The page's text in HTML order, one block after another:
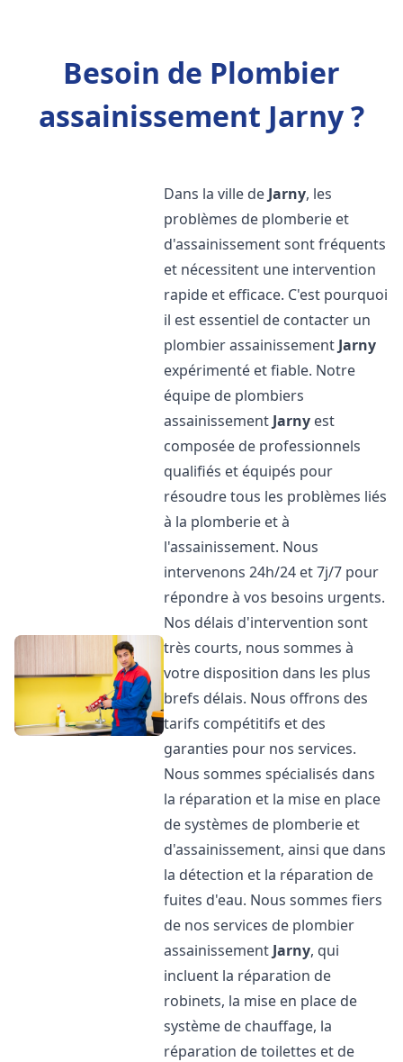
Besoin de Plombier
assainissement Jarny ?
Dans la ville de Jarny, les
problèmes de plomberie et
d'assainissement sont fréquents
et nécessitent une intervention
rapide et efficace. C'est pourquoi
il est essentiel de contacter un
plombier assainissement Jarny
expérimenté et fiable. Notre
équipe de plombiers
assainissement Jarny est
composée de professionnels
qualifiés et équipés pour
résoudre tous les problèmes liés
à la plomberie et à
l'assainissement. Nous
intervenons 24h/24 et 7j/7 pour
répondre à vos besoins urgents.
Nos délais d'intervention sont
très courts, nous sommes à
votre disposition dans les plus
brefs délais. Nous offrons des
tarifs compétitifs et des
garanties pour nos services.
Nous sommes spécialisés dans
la réparation et la mise en place
de systèmes de plomberie et
d'assainissement, ainsi que dans
la détection et la réparation de
fuites d'eau. Nous sommes fiers
de nos services de plombier
assainissement Jarny, qui
incluent la réparation de
robinets, la mise en place de
système de chauffage, la
réparation de toilettes et de